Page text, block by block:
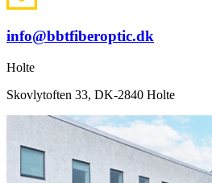
info@bbtfiberoptic.dk
Holte
Skovlytoften 33, DK-2840 Holte